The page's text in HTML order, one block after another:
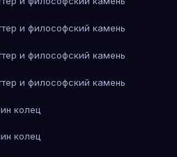
и философский камень
и философский камень
и философский камень
колец
колец